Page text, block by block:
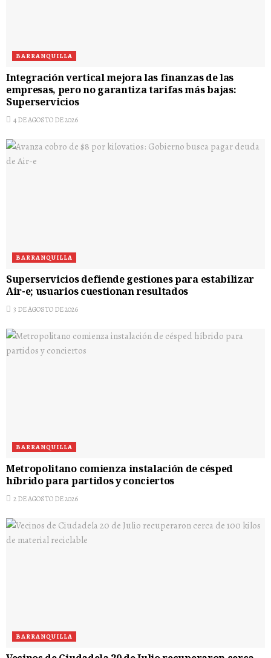
BARRANQUILLA
Integración vertical mejora las finanzas de las
empresas, pero no garantiza tarifas más bajas:
Superservicios
4 DE AGOSTO DE 2026
BARRANQUILLA
Superservicios defiende gestiones para estabilizar
Air-e; usuarios cuestionan resultados
3 DE AGOSTO DE 2026
BARRANQUILLA
Metropolitano comienza instalación de césped
híbrido para partidos y conciertos
2 DE AGOSTO DE 2026
BARRANQUILLA